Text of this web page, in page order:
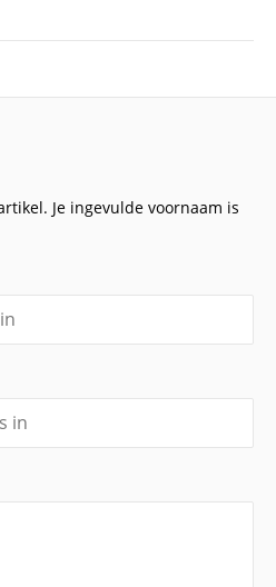
Je ingevulde voornaam is